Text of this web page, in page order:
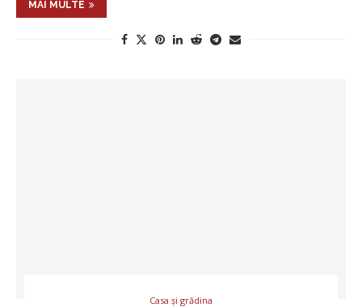
MAI MULTE
Casa și grădina